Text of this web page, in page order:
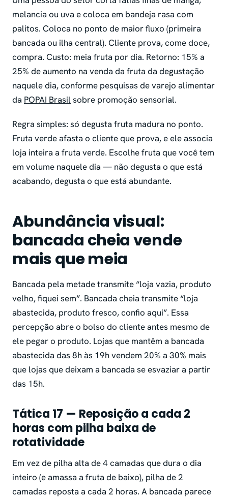
melancia ou uva e coloca em bandeja rasa com
palitos. Coloca no ponto de maior fluxo (primeira
bancada ou ilha central). Cliente prova, come doce,
compra. Custo: meia fruta por dia. Retorno: 15% a
25% de aumento na venda da fruta da degustação
naquele dia, conforme pesquisas de varejo alimentar
da POPAI Brasil sobre promoção sensorial.
Regra simples: só degusta fruta madura no ponto.
Fruta verde afasta o cliente que prova, e ele associa
loja inteira a fruta verde. Escolhe fruta que você tem
em volume naquele dia — não degusta o que está
acabando, degusta o que está abundante.
Abundância visual:
bancada cheia vende
mais que meia
Bancada pela metade transmite “loja vazia, produto
velho, fiquei sem”. Bancada cheia transmite “loja
abastecida, produto fresco, confio aqui”. Essa
percepção abre o bolso do cliente antes mesmo de
ele pegar o produto. Lojas que mantêm a bancada
abastecida das 8h às 19h vendem 20% a 30% mais
que lojas que deixam a bancada se esvaziar a partir
das 15h.
Tática 17 — Reposição a cada 2
horas com pilha baixa de
rotatividade
Em vez de pilha alta de 4 camadas que dura o dia
inteiro (e amassa a fruta de baixo), pilha de 2
camadas reposta a cada 2 horas. A bancada parece